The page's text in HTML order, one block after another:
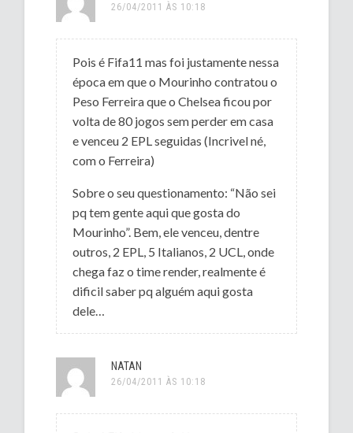
26/04/2011 ÀS 10:18
Pois é Fifa11 mas foi justamente nessa
época em que o Mourinho contratou o
Peso Ferreira que o Chelsea ficou por
volta de 80 jogos sem perder em casa
e venceu 2 EPL seguidas (Incrivel né,
com o Ferreira)
Sobre o seu questionamento: “Não sei
pq tem gente aqui que gosta do
Mourinho”. Bem, ele venceu, dentre
outros, 2 EPL, 5 Italianos, 2 UCL, onde
chega faz o time render, realmente é
dificil saber pq alguém aqui gosta
dele…
NATAN
26/04/2011 ÀS 10:18